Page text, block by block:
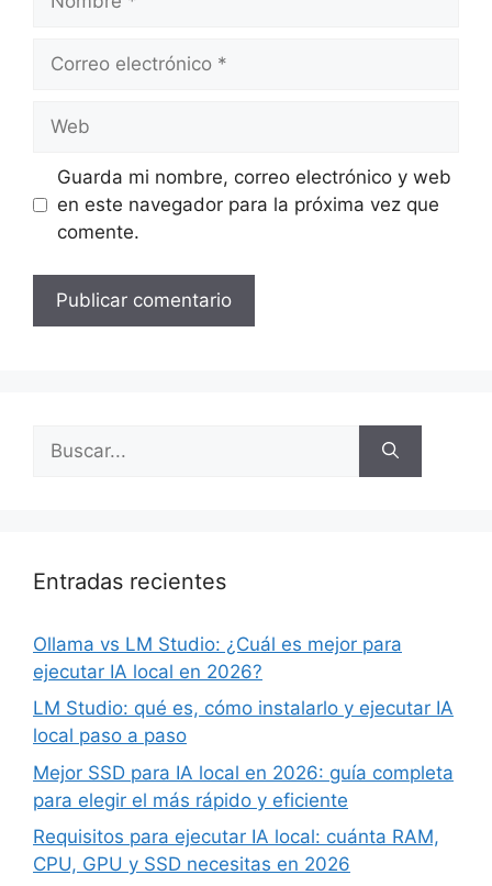
Correo
Web
Guarda mi nombre, correo electrónico y web
en este navegador para la próxima vez que
comente.
Entradas recientes
Ollama vs LM Studio: ¿Cuál es mejor para
ejecutar IA local en 2026?
LM Studio: qué es, cómo instalarlo y ejecutar IA
local paso a paso
Mejor SSD para IA local en 2026: guía completa
para elegir el más rápido y eficiente
Requisitos para ejecutar IA local: cuánta RAM,
CPU, GPU y SSD necesitas en 2026